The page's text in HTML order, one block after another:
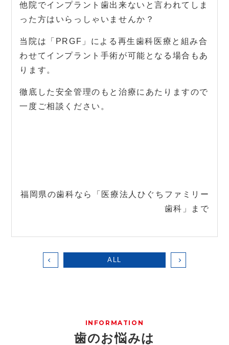
他院でインプラント歯出来ないと言われてしま
った方はいらっしゃいませんか？
当院は「PRGF」による再生歯科医療と組み合
わせてインプラント手術が可能となる場合もあ
ります。
徹底した安全管理のもと治療にあたりますので
一度ご相談ください。
福岡県の歯科なら「医療法人ひぐちファミリー
歯科」まで
ALL
INFORMATION
歯のお悩みは